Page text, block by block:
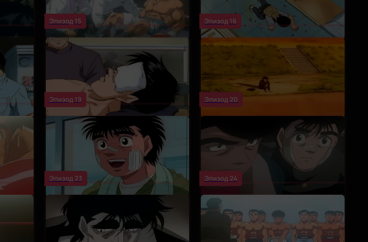
Эпизод 15 Эпизод 16
Эпизод 19 Эпизод 20
Эпизод 23 Эпизод 24